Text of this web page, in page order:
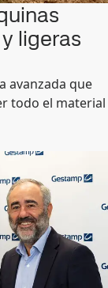
ligeras
avanzada que
todo el material